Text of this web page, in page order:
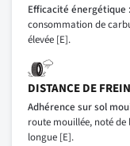
Efficacité énergétique :
consommation de
élevée [E].
DISTANCE DE
Adhérence sur sol
route mouillée, noté
longue [E].